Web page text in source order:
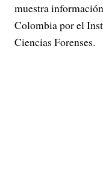
muestra
Colombia por el
Ciencias Forenses.